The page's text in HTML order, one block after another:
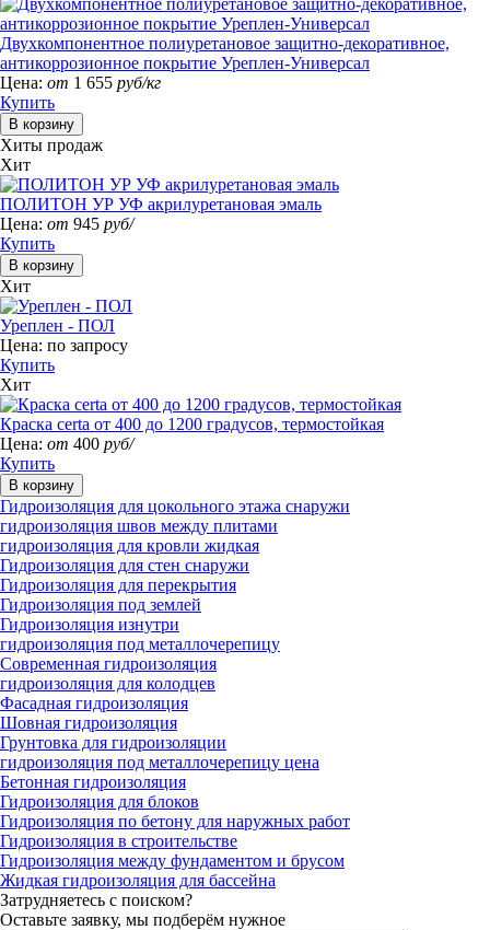
Двухкомпонентное полиуретановое защитно-декоративное,
антикоррозионное покрытие Уреплен-Универсал
Цена: от 1 655 руб/кг
Купить
Хиты продаж
Хит
ПОЛИТОН УР УФ акрилуретановая эмаль
Цена: от 945 руб/
Купить
Хит
Уреплен - ПОЛ
Цена: по запросу
Купить
Хит
Краска certa от 400 до 1200 градусов, термостойкая
Цена: от 400 руб/
Купить
Гидроизоляция для цокольного этажа снаружи
гидроизоляция швов между плитами
гидроизоляция для кровли жидкая
Гидроизоляция для стен снаружи
Гидроизоляция для перекрытия
Гидроизоляция под землей
Гидроизоляция изнутри
гидроизоляция под металлочерепицу
Современная гидроизоляция
гидроизоляция для колодцев
Фасадная гидроизоляция
Шовная гидроизоляция
Грунтовка для гидроизоляции
гидроизоляция под металлочерепицу цена
Бетонная гидроизоляция
Гидроизоляция для блоков
Гидроизоляция по бетону для наружных работ
Гидроизоляция в строительстве
Гидроизоляция между фундаментом и брусом
Жидкая гидроизоляция для бассейна
Затрудняетесь с поиском?
Оставьте заявку, мы подберём нужное